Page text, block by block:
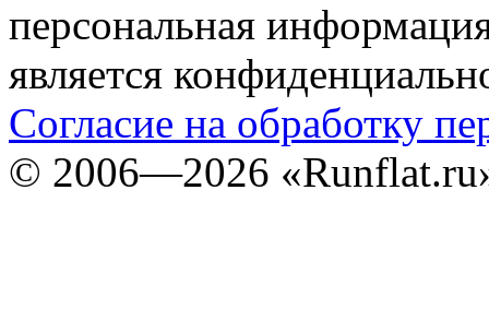
персональная
является
Согласие на обработку
© 2006—2026